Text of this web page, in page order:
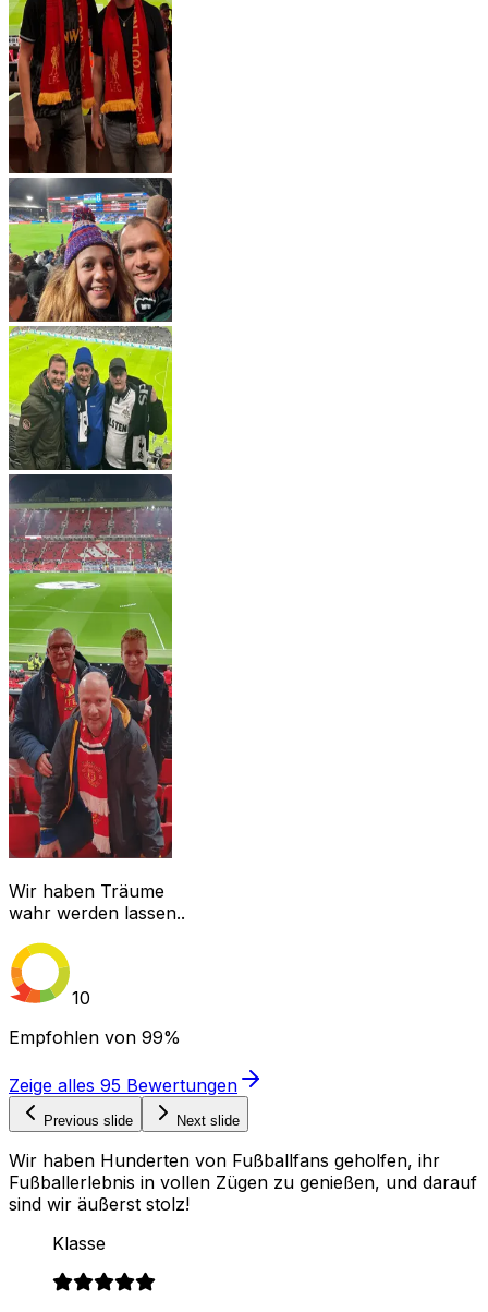
Wir haben Träume
wahr werden lassen..
10
Empfohlen von 99%
Zeige alles 95 Bewertungen
Previous slide Next slide
Wir haben Hunderten von Fußballfans geholfen, ihr
Fußballerlebnis in vollen Zügen zu genießen, und darauf
sind wir äußerst stolz!
Klasse